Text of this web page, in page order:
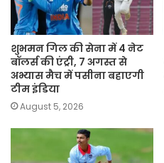
शुभमन गिल की सेना में 4 नेट
बॉलर्स की एंट्री, 7 अगस्त से
अभ्यास मैच में पसीना बहाएगी
टीम इंडिया
August 5, 2026